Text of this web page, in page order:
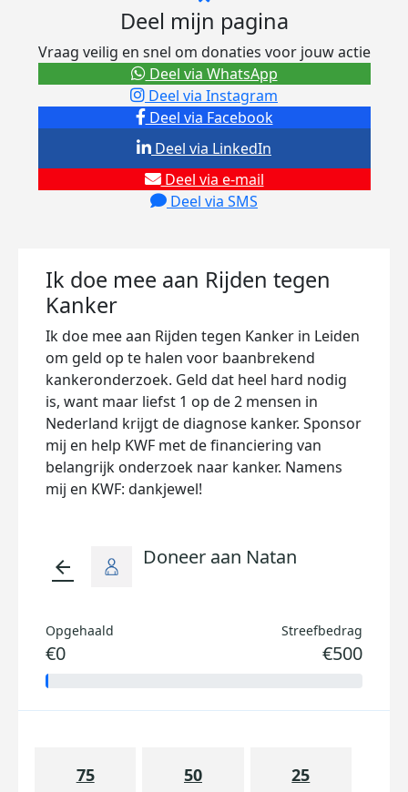
Deel mijn pagina
Vraag veilig en snel om donaties voor jouw actie
Deel via Facebook
Deel via Instagram
Deel via e-mail
Deel via SMS
Deel via LinkedIn
Deel via WhatsApp
Ik doe mee aan Rijden tegen
Kanker
Ik doe mee aan Rijden tegen Kanker in Leiden
om geld op te halen voor baanbrekend
kankeronderzoek. Geld dat heel hard nodig
is, want maar liefst 1 op de 2 mensen in
Nederland krijgt de diagnose kanker. Sponsor
mij en help KWF met de financiering van
belangrijk onderzoek naar kanker. Namens
mij en KWF: dankjewel!
arrow_back Doneer aan Natan
Opgehaald
€0
Streefbedrag
€500
75 50 25